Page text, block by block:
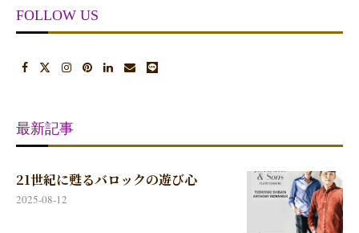
FOLLOW US
最新記事
21世紀に甦るバロックの遊び心
2025-08-12